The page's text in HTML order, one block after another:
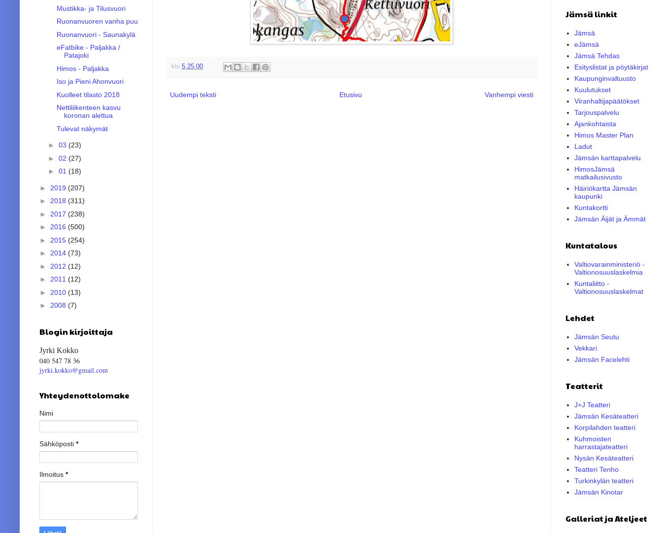
klo 5.25.00
Uudempi teksti Vanhempi viesti
Etusivu
Mustikka- ja Tilusvuori
Ruonanvuoren vanha puu
Ruonanvuori - Saunakylä
eFatbike - Paljakka /
Patajoki
Himos - Paljakka
Iso ja Pieni Ahonvuori
Kuolleet tilasto 2018
Nettiliikenteen kasvu
koronan alettua
Tulevat näkymät
► 03 (23)
► 02 (27)
► 01 (18)
► 2019 (207)
► 2018 (311)
► 2017 (238)
► 2016 (500)
► 2015 (254)
► 2014 (73)
► 2012 (12)
► 2011 (12)
► 2010 (13)
► 2008 (7)
Blogin kirjoittaja
Jyrki Kokko
040 547 78 36
jyrki.kokko@gmail.com
Yhteydenottolomake
Nimi
Sähköposti *
Ilmoitus *
Jämsä linkit
Jämsä
eJämsä
Jämsä Tehdas
Esityslistat ja pöytäkirjat
Kaupunginvaltuusto
Kuulutukset
Viranhaltijapäätökset
Tarjouspalvelu
Ajankohtaista
Himos Master Plan
Ladut
Jämsän karttapalvelu
HimosJämsä
matkailusivusto
Häiriökartta Jämsän
kaupunki
Kuntakortti
Jämsän Äijät ja Ämmät
Kuntatalous
Valtiovarainministeriö -
Valtionosuuslaskelmia
Kuntaliitto -
Valtionosuuslaskelmat
Lehdet
Jämsän Seutu
Vekkari
Jämsän Facelehti
Teatterit
J+J Teatteri
Jämsän Kesäteatteri
Korpilahden teatteri
Kuhmoisten
harrastajateatteri
Nysän Kesäteatteri
Teatteri Tenho
Turkinkylän teatteri
Jämsän Kinotar
Galleriat ja Ateljeet